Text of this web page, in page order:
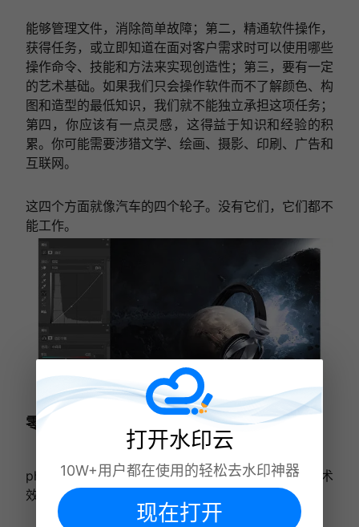
能够管理文件，消除简单故障；第二，精通软件操作，
获得任务，或立即知道在面对客户需求时可以使用哪些
操作命令、技能和方法来实现创造性；第三，要有一定
的艺术基础。如果我们只会操作软件而不了解颜色、构
图和造型的最低知识，我们就不能独立承担这项任务；
第四，你应该有一点灵感，这得益于知识和经验的积
累。你可能需要涉猎文学、绘画、摄影、印刷、广告和
互联网。
这四个方面就像汽车的四个轮子。没有它们，它们都不
能工作。
零基础快速学ps的方法
photoshop是科学和艺术的结合，但最终取决于艺术
效果。
打开水印云
10W+用户都在使用的轻松去水印神器
现在打开